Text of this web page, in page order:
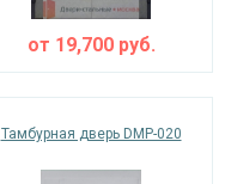
от 19,700руб.
Тамбурная дверь DMP-020